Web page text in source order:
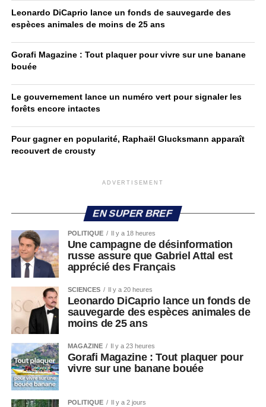
Leonardo DiCaprio lance un fonds de sauvegarde des
espèces animales de moins de 25 ans
Gorafi Magazine : Tout plaquer pour vivre sur une banane
bouée
Le gouvernement lance un numéro vert pour signaler les
forêts encore intactes
Pour gagner en popularité, Raphaël Glucksmann apparaît
recouvert de crousty
ADVERTISEMENT
EN SUPER BREF
POLITIQUE Il y a 18 heures
Une campagne de désinformation
russe assure que Gabriel Attal est
apprécié des Français
SCIENCES Il y a 20 heures
Leonardo DiCaprio lance un fonds de
sauvegarde des espèces animales de
moins de 25 ans
MAGAZINE Il y a 23 heures
Gorafi Magazine : Tout plaquer pour
vivre sur une banane bouée
POLITIQUE Il y a 2 jours